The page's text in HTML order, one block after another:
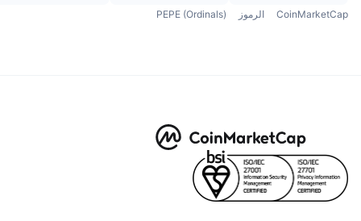
CoinMarketCap الرموز PEPE (Ordinals)